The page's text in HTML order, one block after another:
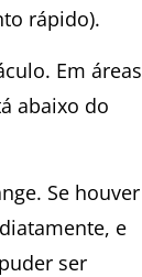
rápido).
Em áreas
abaixo do
Se houver
e
ser